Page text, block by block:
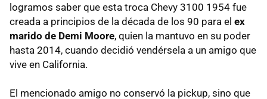
logramos saber que esta troca Chevy 3100 1954 fue
creada a principios de la década de los 90 para el ex
marido de Demi Moore, quien la mantuvo en su poder
hasta 2014, cuando decidió vendérsela a un amigo que
vive en California.
El mencionado amigo no conservó la pickup, sino que